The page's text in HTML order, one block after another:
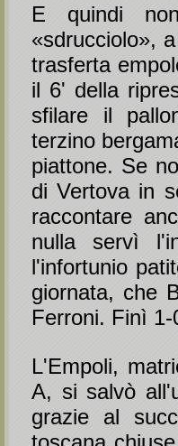
E quindi
«sdrucciolo»,
trasferta
il 6' della
sfilare il
terzino
piattone. Se
di Vertova in
raccontare
nulla servì
l'infortunio
giornata, che
Ferroni. Finì
L'Empoli,
A, si salvò
grazie al